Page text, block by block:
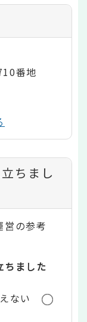
番地
ちまし
営の参考
ちました
ない